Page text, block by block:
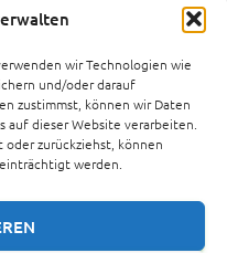
wir Technologien wie
und/oder darauf
zustimmst, können wir Daten
auf dieser Website verarbeiten.
zurückziehst, können
werden.